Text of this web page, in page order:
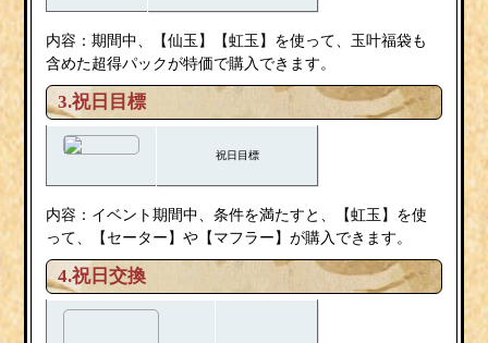
内容：期間中、【仙玉】【虹玉】を使って、玉叶福袋も
含めた超得パックが特価で購入できます。
3.祝日目標
祝日目標
内容：イベント期間中、条件を満たすと、【虹玉】を使
って、【セーター】や【マフラー】が購入できます。
4.祝日交換